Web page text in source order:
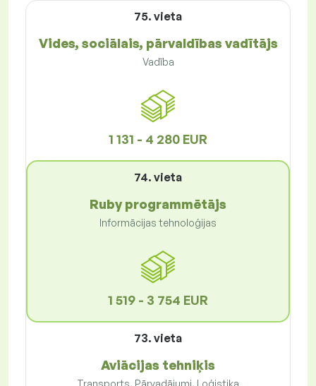
75. vieta
Vides, sociālais, pārvaldības vadītājs
Vadība
1 131 - 4 280 EUR
74. vieta
Ruby programmētājs
Informācijas tehnoloģijas
1 519 - 3 754 EUR
73. vieta
Aviācijas tehniķis